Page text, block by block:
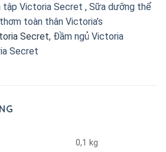
tập Victoria Secret , Sữa dưỡng thể
toàn thân Victoria’s
Secret, Đầm ngủ Victoria
Secret
0,1 kg